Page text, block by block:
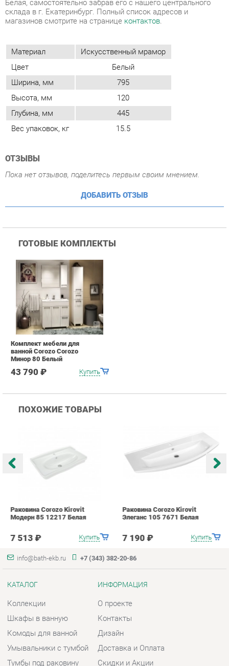
Цвет
Белый
Ширина, мм
795
Глубина, мм
445
Вес упаковок, кг 15.5
ОТЗЫВЫ
Пока нет отзывов, поделитесь первым своим мнением.
ДОБАВИТЬ ОТЗЫВ
ГОТОВЫЕ КОМПЛЕКТЫ
Купить
Комплект мебели для
ванной Corozo Corozo
Минор 80 Белый
43 790 ₽
ПОХОЖИЕ ТОВАРЫ
Купить
7 513 ₽ Купить
Элеганс 105 7671 Белая
7 190 ₽
info@bath-ekb.ru
Коллекции
Шкафы в ванную
Тумбы под раковину
Умывальники
Экраны
Контакты
Скидки и Акции
Гарантия
Помощь
ГОРОДА КОНТАКТЫ